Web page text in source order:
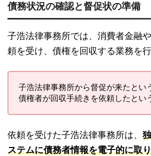
債務状況の確認と督促状の準備
子浩法律事務所では、消費者金融
頼を受け、債権を回収する業務を行
子浩法律事務所から督促が来たとい
債権者が回収手続きを依頼したとい
依頼を受けた子浩法律事務所は、
ステムに債務者情報を電子的に取